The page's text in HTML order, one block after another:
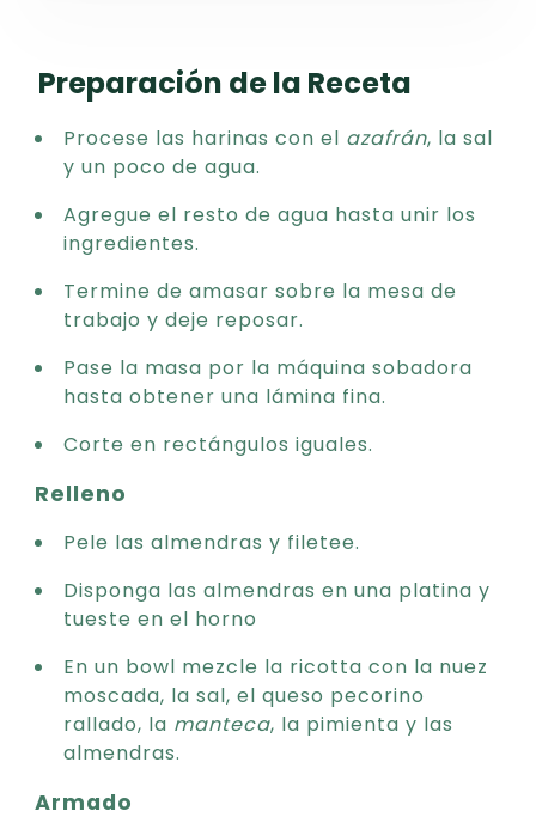
Preparación de la Receta
Procese las harinas con el azafrán, la sal
y un poco de agua.
Agregue el resto de agua hasta unir los
ingredientes.
Termine de amasar sobre la mesa de
trabajo y deje reposar.
Pase la masa por la máquina sobadora
hasta obtener una lámina fina.
Corte en rectángulos iguales.
Relleno
Pele las almendras y filetee.
Disponga las almendras en una platina y
tueste en el horno
En un bowl mezcle la ricotta con la nuez
moscada, la sal, el queso pecorino
rallado, la manteca, la pimienta y las
almendras.
Armado